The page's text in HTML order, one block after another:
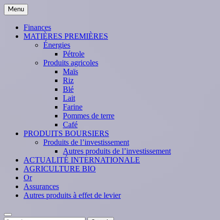
Skip
to
content
Menu
Finances
MATIÈRES PREMIÈRES
Énergies
Pétrole
Produits agricoles
Maïs
Riz
Blé
Lait
Farine
Pommes de terre
Café
PRODUITS BOURSIERS
Produits de l’investissement
Autres produits de l’investissement
ACTUALITÉ INTERNATIONALE
AGRICULTURE BIO
Or
Assurances
Autres produits à effet de levier
Search